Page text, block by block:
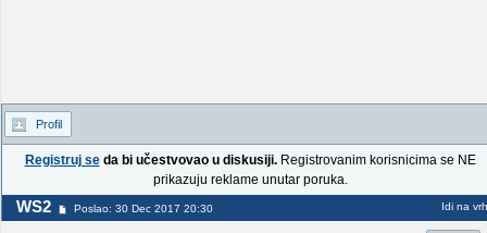
Profil
Registruj seda bi učestvovao u diskusiji.Registrovanim korisnicima se NE
prikazuju reklame unutar poruka.
WS2 Poslao: 30 Dec 2017 20:30 Idi na vrh